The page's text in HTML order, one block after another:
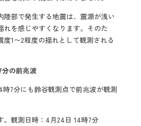
陸部で発生する地震は、震源が浅い
れを感じやすくなります。そのた
度1〜2程度の揺れとして観測される
の前兆波
7分にも鈴谷観測点で前兆波が観測
。観測日時：4月24日 14時7分